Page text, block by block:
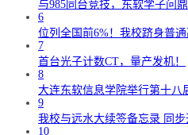
与985同台竞技，东软学子问鼎
6
位列全国前6%！我校跻身普
7
首台光子计数CT，量产发机！
8
大连东软信息学院举行第十八
9
我校与远水大续签备忘录 同
10